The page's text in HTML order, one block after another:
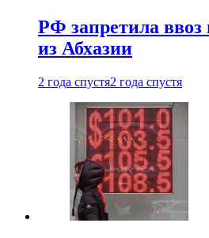
РФ запретила ввоз
из Абхазии
2 года спустя2 года спустя